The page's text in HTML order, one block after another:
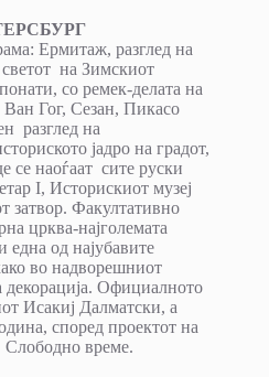
Ермитаж, разглед на
на Зимскиот
со ремек-делата на
Гог, Сезан, Пикасо
разглед на
јадро на градот,
се наоѓаат сите руски
I, Историскиот музеј
затвор. Факултативно
црква-најголемата
една од најубавите
во надворешниот
декорација. Официалното
Исакиј Далматски, а
според проектот на
време.